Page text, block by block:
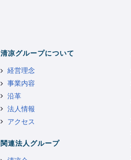
清凉グループについて
経営理念
事業内容
沿革
法人情報
アクセス
関連法人グループ